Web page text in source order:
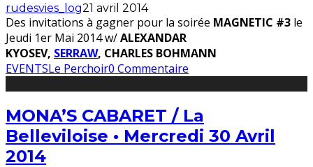
rudesvies_log21 avril 2014
Des invitations à gagner pour la soirée MAGNETIC #3 le
Jeudi 1er Mai 2014 w/ALEXANDAR
KYOSEV, SERRAW, CHARLES BOHMANN
EVENTSLe Perchoir0 Commentaire
MONA’S CABARET / La
Belleviloise • Mercredi 30 Avril
2014